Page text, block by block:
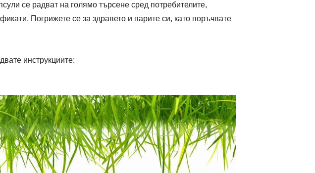
се радват на голямо търсене сред потребителите,
Погрижете се за здравето и парите си, като поръчвате
инструкциите: